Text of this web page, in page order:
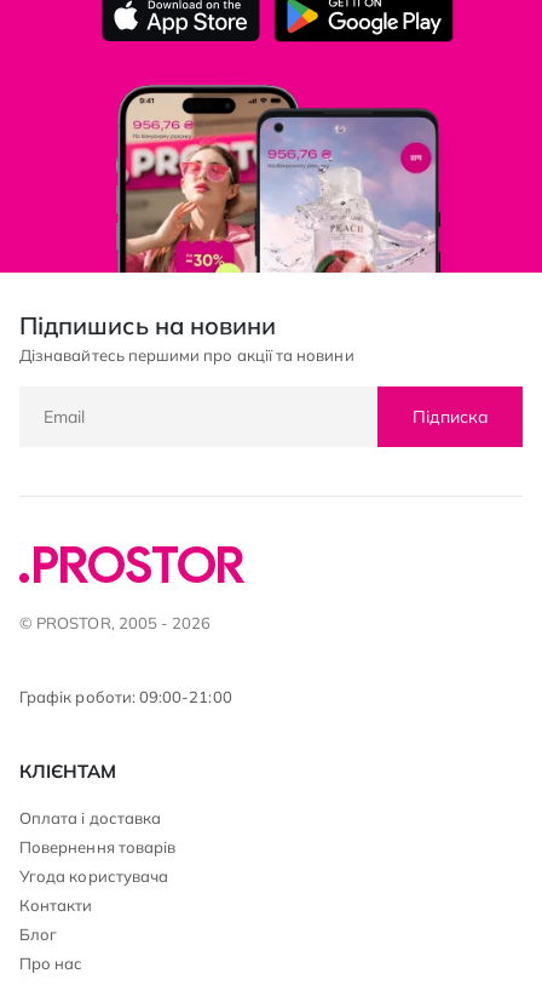
Підпишись на новини
Дізнавайтесь першими про акції та новини
Підписка
© PROSTOR, 2005 - 2026
Графік роботи: 09:00-21:00
КЛІЄНТАМ
Оплата і доставка
Повернення товарів
Угода користувача
Контакти
Блог
Про нас